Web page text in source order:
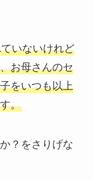
いないけれど
お母さんのセ
をいつも以上
。
？をさりげな